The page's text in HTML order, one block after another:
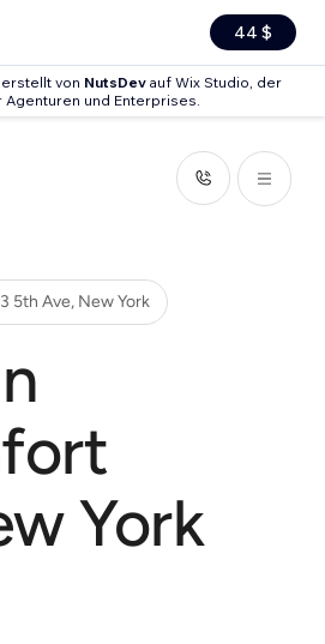
44 $
von NutsDev auf Wix Studio, der
Agenturen und Enterprises.